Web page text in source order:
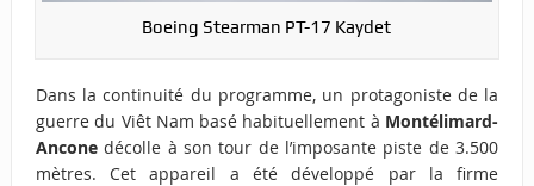
Boeing Stearman PT-17 Kaydet
Dans la continuité du programme, un protagoniste de la
guerre du Viêt Nam basé habituellement à Montélimard-
Anconedécolle à son tour de l’imposante piste de 3.500
mètres. Cet appareil a été développé par la firme